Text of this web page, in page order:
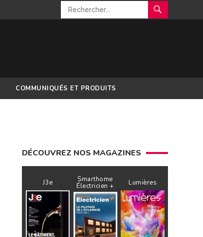
COMMUNIQUÉS ET PRODUITS
DÉCOUVREZ NOS MAGAZINES
J3e Smarthome
Électricien + Lumières